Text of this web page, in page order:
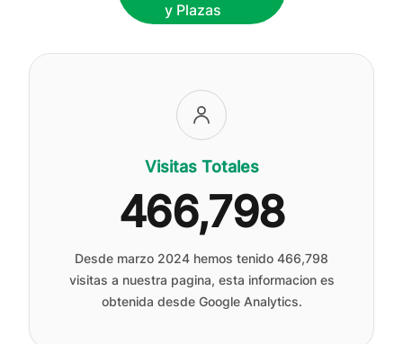
y Plazas
Visitas Totales
466,798
Desde marzo 2024 hemos tenido 466,798
visitas a nuestra pagina, esta informacion es
obtenida desde Google Analytics.